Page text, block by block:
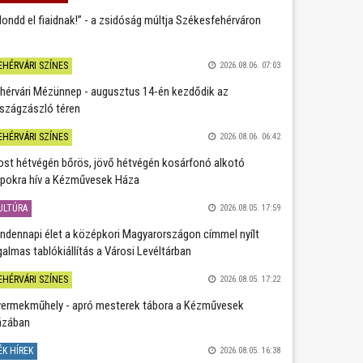
el fiaidnak!” - a zsidóság múltja Székesfehérváron
SZÍNES 2026.08.06. 07:03
Mézünnep - augusztus 14-én kezdődik az
téren
SZÍNES 2026.08.06. 06:42
hétvégén bőrös, jövő hétvégén kosárfonó alkotó
hív a Kézművesek Háza
2026.08.05. 17:59
élet a középkori Magyarországon címmel nyílt
tablókiállítás a Városi Levéltárban
SZÍNES 2026.08.05. 17:22
- apró mesterek tábora a Kézművesek
HÍREK 2026.08.05. 16:38